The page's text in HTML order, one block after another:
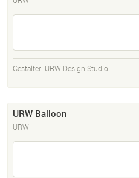
Gestalter: URW Design Studio
URW Balloon
URW